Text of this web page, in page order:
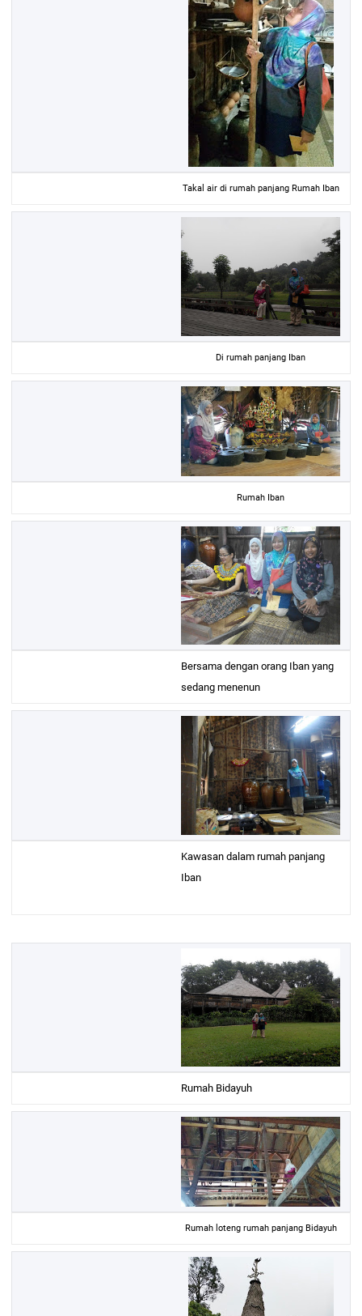
Takal air di rumah panjang Rumah Iban
Di rumah panjang Iban
Rumah Iban
Bersama dengan orang Iban yang
sedang menenun
Kawasan dalam rumah panjang
Iban
Rumah Bidayuh
Rumah loteng rumah panjang Bidayuh